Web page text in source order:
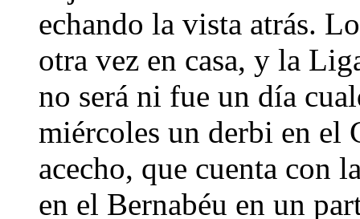
echando la vista atrás.
otra vez en casa, y la
no será ni fue un día
miércoles un derbi en el
acecho, que cuenta con
en el Bernabéu en un